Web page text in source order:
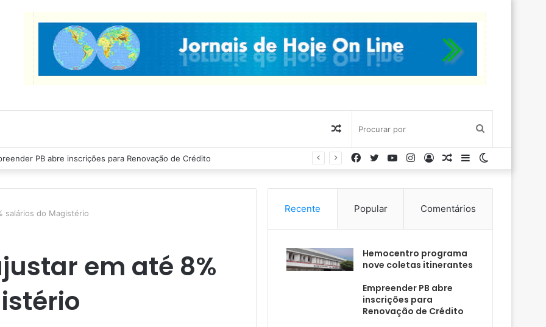
por
Artigo
aleatório
Ribeiro inspeciona obras da última etapa do Centro de Convenções
Barra
Artigo
Entrar
Instagram
YouTube
Twitter
Facebook
salários do Magistério
em até 8%
Recente Popular Comentários
Hemocentro programa
nove coletas itinerantes
Empreender PB abre
inscrições para
Renovação de Crédito